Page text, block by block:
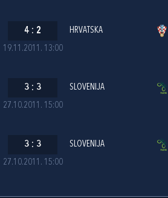
19.11.2011. 13:00
4 : 2 HRVATSKA
27.10.2011. 15:00
3 : 3 SLOVENIJA
27.10.2011. 15:00
3 : 3 SLOVENIJA